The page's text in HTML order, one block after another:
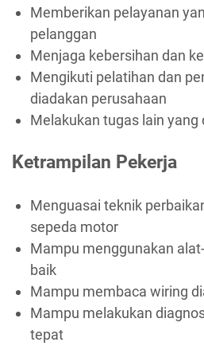
Memberikan pelayanan
pelanggan
Menjaga kebersihan dan
Mengikuti pelatihan dan
diadakan perusahaan
Melakukan tugas lain yang
Ketrampilan Pekerja
Menguasai teknik
sepeda motor
Mampu menggunakan
baik
Mampu membaca wiring
Mampu melakukan
tepat